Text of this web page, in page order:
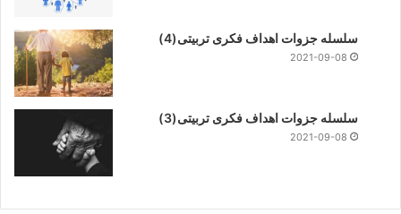
سلسله جزوات اهداف فکری تربیتی(4)
2021-09-08
سلسله جزوات اهداف فکری تربیتی(3)
2021-09-08